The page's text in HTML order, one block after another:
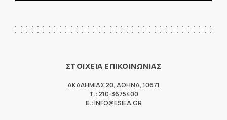
ΣΤΟΙΧΕΙΑ ΕΠΙΚΟΙΝΩΝΙΑΣ
ΑΚΑΔΗΜΙΑΣ 20, ΑΘΗΝΑ, 10671
T.: 210-3675400
E.:INFO@ESIEA.GR